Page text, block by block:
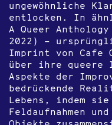
ungewöhnliche
entlocken. In
A Queer
2022) –
Imprint von
über ihre
Aspekte der
bedrückende
Lebens, indem
Feldaufnahmen